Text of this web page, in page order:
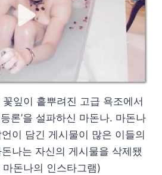
잎이 흩뿌려진 고급 욕조에서
론’을 설파하신 마돈나. 마돈나
이 담긴 게시물이 많은 이들의
나는 자신의 게시물을 삭제됐
돈나의 인스타그램)